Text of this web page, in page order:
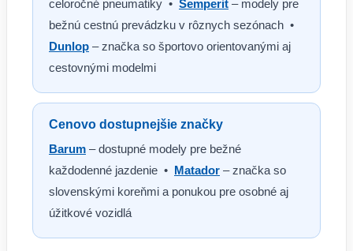
celoročné pneumatiky • Semperit – modely pre
bežnú cestnú prevádzku v rôznych sezónach •
Dunlop – značka so športovo orientovanými aj
cestovnými modelmi
Cenovo dostupnejšie značky
Barum – dostupné modely pre bežné
každodenné jazdenie • Matador – značka so
slovenskými koreňmi a ponukou pre osobné aj
úžitkové vozidlá